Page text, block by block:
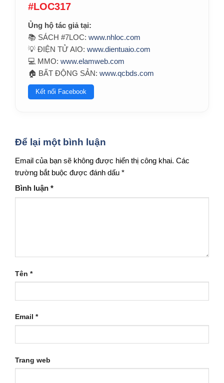
#LOC317
Ủng hộ tác giả tại:
📚 SÁCH #7LOC: www.nhloc.com
💡 ĐIỆN TỬ AIO: www.dientuaio.com
💻 MMO: www.elamweb.com
🏠 BẤT ĐỘNG SẢN: www.qcbds.com
Kết nối Facebook
Để lại một bình luận
Email của bạn sẽ không được hiển thị công khai. Các
trường bắt buộc được đánh dấu *
Bình luận *
Tên *
Email *
Trang web